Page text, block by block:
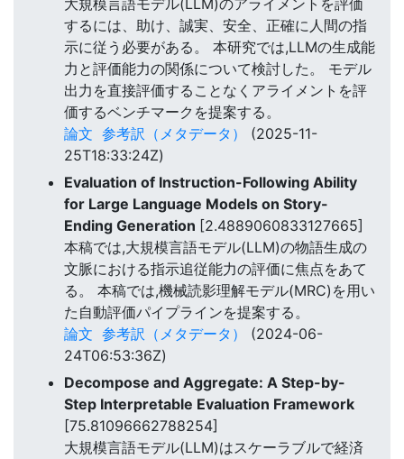
するには、助け、誠実、安全、正確に人間の指
示に従う必要がある。 本研究では,LLMの生成能
力と評価能力の関係について検討した。 モデル
出力を直接評価することなくアライメントを評
価するベンチマークを提案する。
論文 参考訳（メタデータ）
(2025-11-
25T18:33:24Z)
Evaluation of Instruction-Following Ability
for Large Language Models on Story-
Ending Generation [2.4889060833127665]
本稿では,大規模言語モデル(LLM)の物語生成の
文脈における指示追従能力の評価に焦点をあて
る。 本稿では,機械読影理解モデル(MRC)を用い
た自動評価パイプラインを提案する。
論文 参考訳（メタデータ）
(2024-06-
24T06:53:36Z)
Decompose and Aggregate: A Step-by-
Step Interpretable Evaluation Framework
[75.81096662788254]
大規模言語モデル(LLM)はスケーラブルで経済